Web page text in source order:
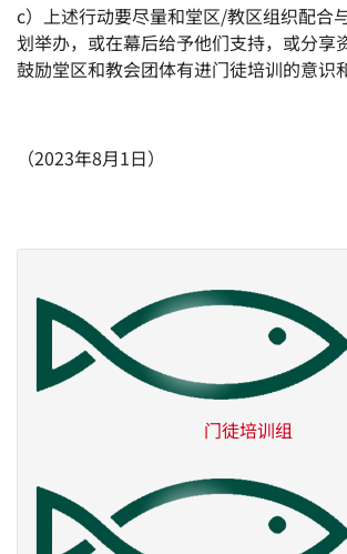
c）上述行动要尽量和堂区/教区组织配合
划举办，或在幕后给予他们支持，或分享
鼓励堂区和教会团体有进门徒培训的意识
（2023年8月1日）
门徒培训组